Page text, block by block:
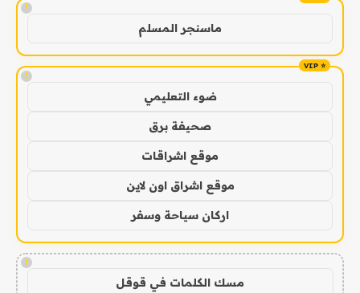
!
ماسنجر المسلم
!
ضوء التعليمي
صحيفة برق
موقع اشراقات
موقع اشراق اون لاين
اركان سياحة وسفر
!
مسك الكلمات في قوقل